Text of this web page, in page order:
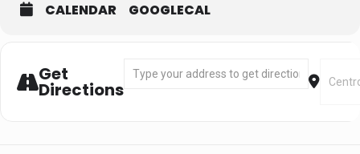
CALENDAR GOOGLECAL
Get
Directions
Address - Spinning [dhNxnyHLh]